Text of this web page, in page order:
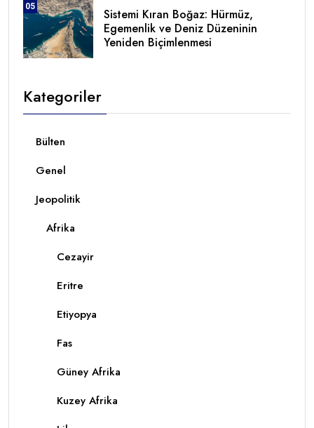
05
Sistemi Kıran Boğaz: Hürmüz,
Egemenlik ve Deniz Düzeninin
Yeniden Biçimlenmesi
Kategoriler
Bülten
Genel
Jeopolitik
Afrika
Cezayir
Eritre
Etiyopya
Fas
Güney Afrika
Kuzey Afrika